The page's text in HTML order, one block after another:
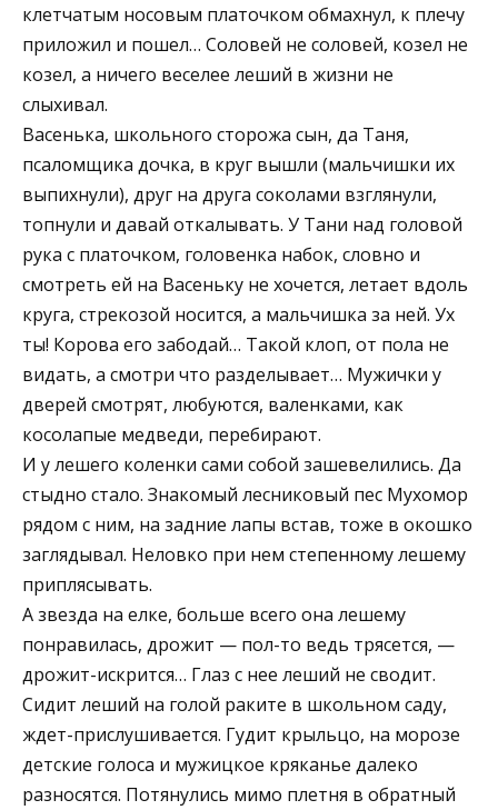
клетчатым носовым платочком обмахнул, к плечу
приложил и пошел… Соловей не соловей, козел не
козел, а ничего веселее леший в жизни не
слыхивал.
Васенька, школьного сторожа сын, да Таня,
псаломщика дочка, в круг вышли (мальчишки их
выпихнули), друг на друга соколами взглянули,
топнули и давай откалывать. У Тани над головой
рука с платочком, головенка набок, словно и
смотреть ей на Васеньку не хочется, летает вдоль
круга, стрекозой носится, а мальчишка за ней. Ух
ты! Корова его забодай… Такой клоп, от пола не
видать, а смотри что разделывает… Мужички у
дверей смотрят, любуются, валенками, как
косолапые медведи, перебирают.
И у лешего коленки сами собой зашевелились. Да
стыдно стало. Знакомый лесниковый пес Мухомор
рядом с ним, на задние лапы встав, тоже в окошко
заглядывал. Неловко при нем степенному лешему
приплясывать.
А звезда на елке, больше всего она лешему
понравилась, дрожит — пол-то ведь трясется, —
дрожит-искрится… Глаз с нее леший не сводит.
Сидит леший на голой раките в школьном саду,
ждет-прислушивается. Гудит крыльцо, на морозе
детские голоса и мужицкое кряканье далеко
разносятся. Потянулись мимо плетня в обратный